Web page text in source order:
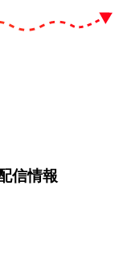
信情報